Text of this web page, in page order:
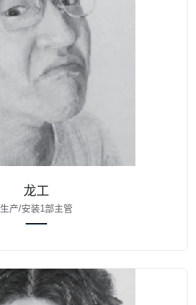
龙工
生产/安装1部主管